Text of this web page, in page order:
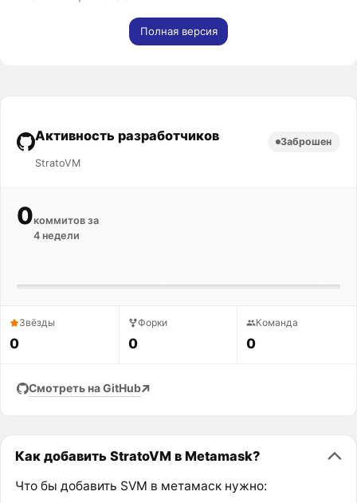
Полная версия
Активность разработчиков
StratoVM
Заброшен
0коммитов за
4 недели
Звёзды
0
Форки
0
Команда
0
Смотреть на GitHub
Как добавить StratoVM в Metamask?
Что бы добавить SVM в метамаск нужно: